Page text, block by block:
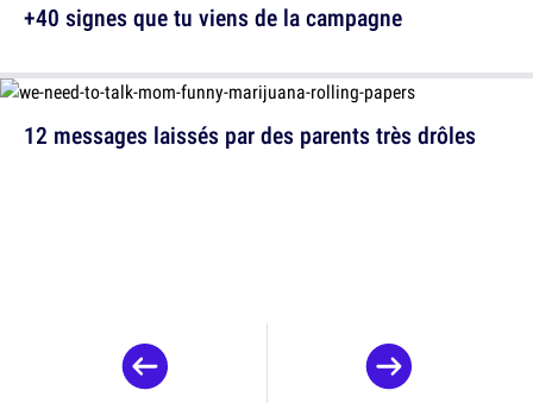
12 messages laissés par des parents très drôles
+40 signes que tu viens de la campagne